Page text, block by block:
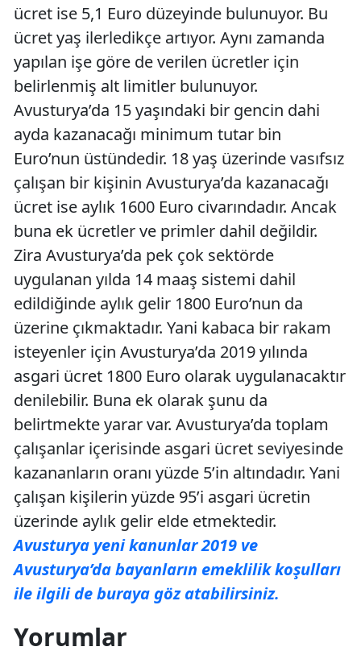
ücret ise 5,1 Euro düzeyinde bulunuyor. Bu
ücret yaş ilerledikçe artıyor. Aynı zamanda
yapılan işe göre de verilen ücretler için
belirlenmiş alt limitler bulunuyor.
Avusturya’da 15 yaşındaki bir gencin dahi
ayda kazanacağı minimum tutar bin
Euro’nun üstündedir. 18 yaş üzerinde vasıfsız
çalışan bir kişinin Avusturya’da kazanacağı
ücret ise aylık 1600 Euro civarındadır. Ancak
buna ek ücretler ve primler dahil değildir.
Zira Avusturya’da pek çok sektörde
uygulanan yılda 14 maaş sistemi dahil
edildiğinde aylık gelir 1800 Euro’nun da
üzerine çıkmaktadır. Yani kabaca bir rakam
isteyenler için Avusturya’da 2019 yılında
asgari ücret 1800 Euro olarak uygulanacaktır
denilebilir. Buna ek olarak şunu da
belirtmekte yarar var. Avusturya’da toplam
çalışanlar içerisinde asgari ücret seviyesinde
kazananların oranı yüzde 5’in altındadır. Yani
çalışan kişilerin yüzde 95’i asgari ücretin
üzerinde aylık gelir elde etmektedir.
Avusturya yeni kanunlar 2019 ve
Avusturya’da bayanların emeklilik koşulları
ile ilgili de buraya göz atabilirsiniz.
Yorumlar